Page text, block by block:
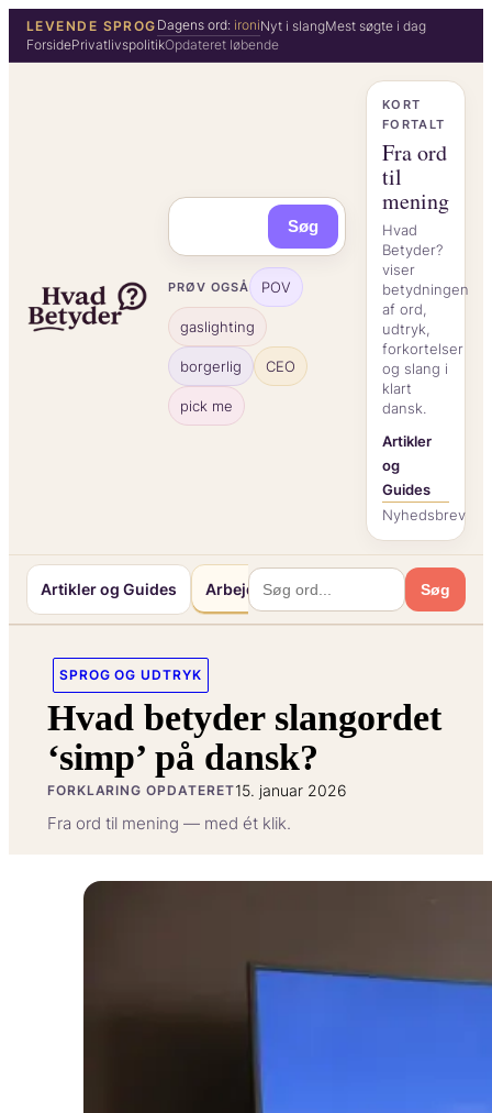
Spring
LEVENDE SPROG Dagens ord: ironiNyt i slangMest søgte i dag
ForsidePrivatlivspolitikOpdateret løbende
Søg
PRØV OGSÅ POV
gaslighting
borgerlig CEO
pick me
KORT
FORTALT
Fra ord
til
mening
Hvad
Betyder?
viser
betydningen
af ord,
udtryk,
forkortelser
og slang i
klart
dansk.
Artikler
og
Guides
Nyhedsbrev
Artikler og Guides Arbejde og Karriereliv Søg
SPROG OG UDTRYK
Hvad betyder slangordet
‘simp’ på dansk?
FORKLARING OPDATERET15. januar 2026
Fra ord til mening — med ét klik.